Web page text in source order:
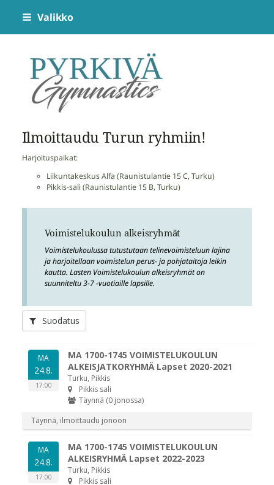
Siirry
sivun
sisältöön
Valikko
Pyrkivä Gymnastics
Ilmoittaudu Turun ryhmiin!
Harjoituspaikat:
Liikuntakeskus Alfa (Raunistulantie 15 C, Turku)
Pikkis-sali (Raunistulantie 15 B, Turku)
Voimistelukoulun alkeisryhmät
Voimistelukoulussa tutustutaan telinevoimisteluun lajina
ja harjoitellaan voimistelun perus- ja pohjataitoja leikin
kautta. Lasten Voimistelukoulun alkeisryhmät on
suunniteltu 3-7 -vuotiaille lapsille.